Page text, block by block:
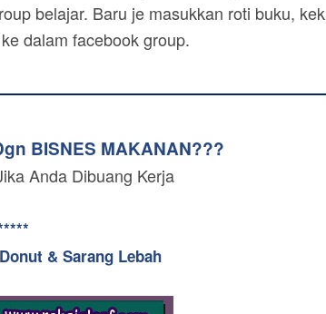
belajar. Baru je masukkan roti buku, kek
dalam facebook group.
BISNES MAKANAN???
Anda Dibuang Kerja
& Sarang Lebah